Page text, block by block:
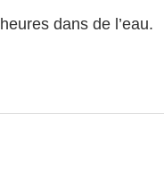
dans de l’eau.